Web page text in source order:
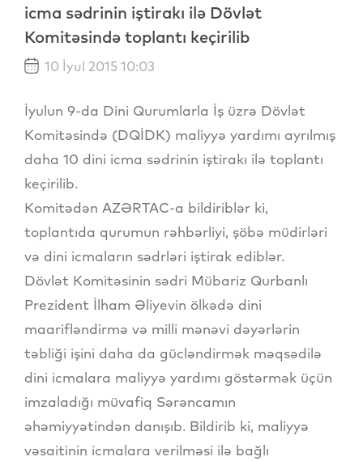
icma sədrinin iştirakı ilə Dövlət
Komitəsində toplantı keçirilib
10 İyul 2015 10:03
İyulun 9-da Dini Qurumlarla İş üzrə Dövlət
Komitəsində (DQİDK) maliyyə yardımı ayrılmış
daha 10 dini icma sədrinin iştirakı ilə toplantı
keçirilib.
Komitədən AZƏRTAC-a bildiriblər ki,
toplantıda qurumun rəhbərliyi, şöbə müdirləri
və dini icmaların sədrləri iştirak ediblər.
Dövlət Komitəsinin sədri Mübariz Qurbanlı
Prezident İlham Əliyevin ölkədə dini
maarifləndirmə və milli mənəvi dəyərlərin
təbliği işini daha da gücləndirmək məqsədilə
dini icmalara maliyyə yardımı göstərmək üçün
imzaladığı müvafiq Sərəncamın
əhəmiyyətindən danışıb. Bildirib ki, maliyyə
vəsaitinin icmalara verilməsi ilə bağlı